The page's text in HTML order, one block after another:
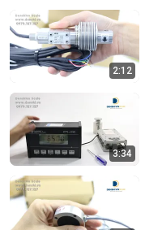
2:12
3:34